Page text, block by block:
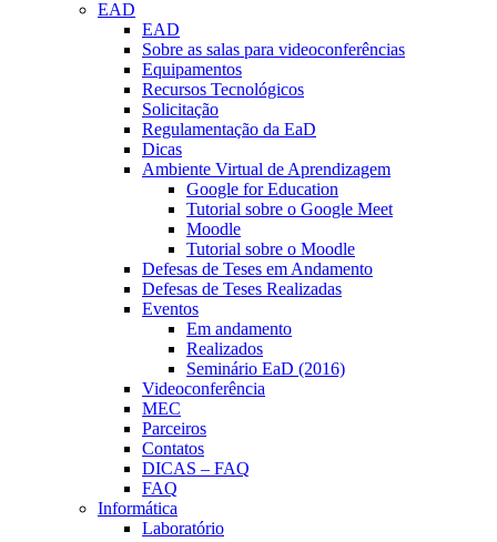
EAD
EAD
Sobre as salas para videoconferências
Equipamentos
Recursos Tecnológicos
Solicitação
Regulamentação da EaD
Dicas
Ambiente Virtual de Aprendizagem
Google for Education
Tutorial sobre o Google Meet
Moodle
Tutorial sobre o Moodle
Defesas de Teses em Andamento
Defesas de Teses Realizadas
Eventos
Em andamento
Realizados
Seminário EaD (2016)
Videoconferência
MEC
Parceiros
Contatos
DICAS – FAQ
FAQ
Informática
Laboratório